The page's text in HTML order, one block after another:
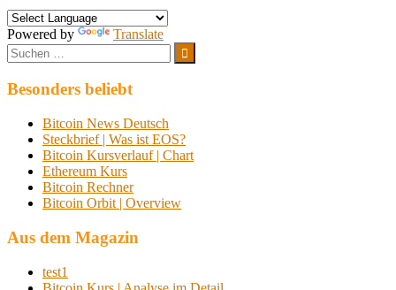
Powered by
Translate
Suchen
nach:
Suchen
Besonders beliebt
Bitcoin News Deutsch
Steckbrief | Was ist EOS?
Bitcoin Kursverlauf | Chart
Ethereum Kurs
Bitcoin Rechner
Bitcoin Orbit | Overview
Aus dem Magazin
test1